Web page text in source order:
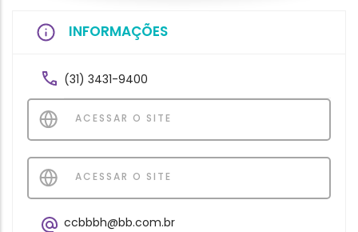
INFORMAÇÕES
(31) 3431-9400
ACESSAR O SITE
ACESSAR O SITE
ccbbbh@bb.com.br